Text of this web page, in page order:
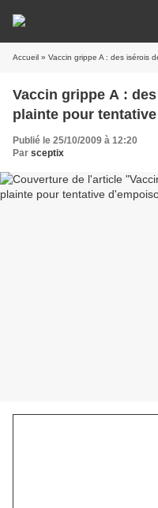
Accueil » Vaccin grippe A : des isérois
Vaccin grippe A :
plainte pour
Publié le 25/10/2009 à 12:20
Par sceptix